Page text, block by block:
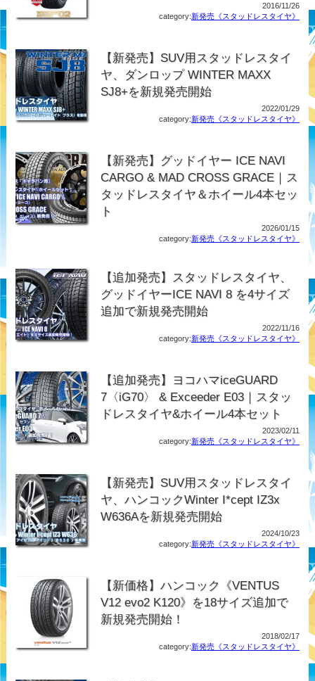
2016/11/26
category:新発売《スタッドレスタイヤ》
【新発売】SUV用スタッドレスタイ
ヤ、ダンロップ WINTER MAXX
SJ8+を新規発売開始
2022/01/29
category:新発売《スタッドレスタイヤ》
【新発売】グッドイヤー ICE NAVI
CARGO & MAD CROSS GRACE｜ス
タッドレスタイヤ＆ホイール4本セッ
ト
2026/01/15
category:新発売《スタッドレスタイヤ》
【追加発売】スタッドレスタイヤ、
グッドイヤーICE NAVI 8 を4サイズ
追加で新規発売開始
2022/11/16
category:新発売《スタッドレスタイヤ》
【追加発売】ヨコハマiceGUARD
7〈iG70〉 & Exceeder E03｜スタッ
ドレスタイヤ&ホイール4本セット
2023/02/11
category:新発売《スタッドレスタイヤ》
【新発売】SUV用スタッドレスタイ
ヤ、ハンコックWinter I*cept IZ3x
W636Aを新規発売開始
2024/10/23
category:新発売《スタッドレスタイヤ》
【新価格】ハンコック《VENTUS
V12 evo2 K120》を18サイズ追加で
新規発売開始！
2018/02/17
category:新発売《スタッドレスタイヤ》